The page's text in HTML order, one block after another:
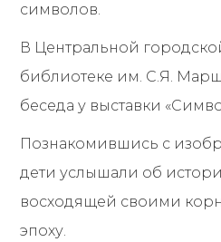
символов.
В Центральной
библиотеке им. С.Я.
беседа у выставки
Познакомившись с
дети услышали об
восходящей своими
эпоху.